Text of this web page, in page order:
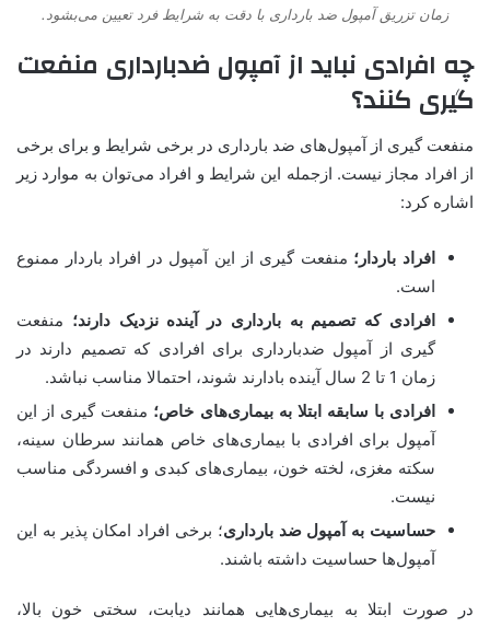
زمان تزریق آمپول ضد بارداری با دقت به شرایط فرد تعیین می‌بشود.
چه افرادی نباید از آمپول ضدبارداری منفعت
گیری کنند؟
منفعت گیری از آمپول‌های ضد بارداری در برخی شرایط و برای برخی
از افراد مجاز نیست. ازجمله این شرایط و افراد می‌توان به موارد زیر
اشاره کرد:
افراد باردار؛ منفعت گیری از این آمپول در افراد باردار ممنوع
است.
افرادی که تصمیم به بارداری در آینده نزدیک دارند؛ منفعت
گیری از آمپول ضدبارداری برای افرادی که تصمیم دارند در
زمان 1 تا 2 سال آینده بادارند شوند، احتمالا مناسب نباشد.
افرادی با سابقه ابتلا به بیماری‌های خاص؛ منفعت گیری از این
آمپول برای افرادی با بیماری‌های خاص همانند سرطان سینه،
سکته مغزی، لخته خون، بیماری‌های کبدی و افسردگی مناسب
نیست.
حساسیت به آمپول ضد بارداری؛ برخی افراد امکان پذیر به این
آمپول‌ها حساسیت داشته باشند.
در صورت ابتلا به بیماری‌هایی همانند دیابت، سختی خون بالا،